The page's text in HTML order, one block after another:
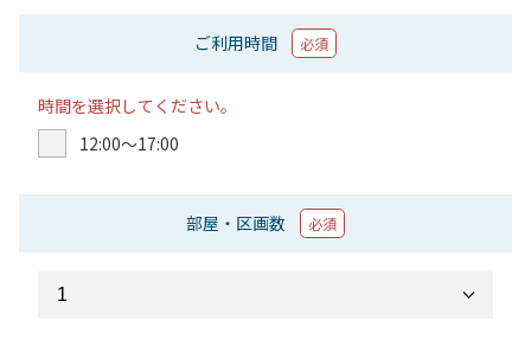
ご利用時間 必須
時間を選択してください。
12:00〜17:00
部屋・区画数 必須